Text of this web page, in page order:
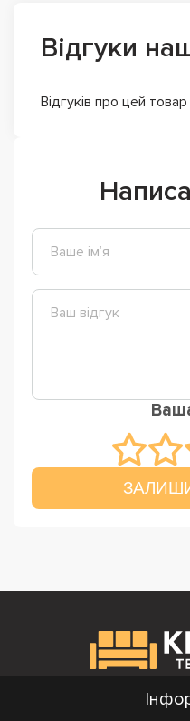
Відгуки
Відгуків про цей